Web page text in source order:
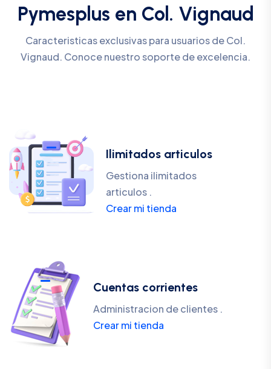
Pymesplus en Col. Vignaud
Caracteristicas exclusivas para usuarios de Col.
Vignaud. Conoce nuestro soporte de excelencia.
Ilimitados articulos
Gestiona ilimitados
articulos .
Crear mi tienda
Cuentas corrientes
Administracion de clientes .
Crear mi tienda